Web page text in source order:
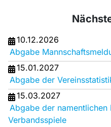
10.12.2026
Abgabe
15.01.2027
Abgabe der
15.03.2027
Abgabe der
Verbandsspiele